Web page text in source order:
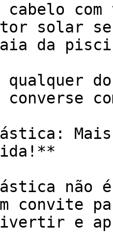
com
solar
da
convite
e